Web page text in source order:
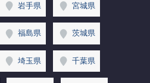
岩手県 宮城県
福島県 茨城県
埼玉県 千葉県